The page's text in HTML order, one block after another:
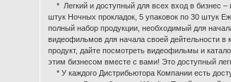
* Легкий и доступный для всех вход в бизнес –
штук Ночных прокладок, 5 упаковок по 30 штук
полный набор продукции, необходимый для
видеофильмов для начала своей дейтельности в
продукт, дайте посмотреть видеофильмы и
этим бизнесом вместе с вами! Это доступный
* У каждого Дистрибьютора Компании есть